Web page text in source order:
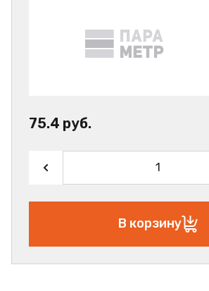
75.4 руб.
В корзину